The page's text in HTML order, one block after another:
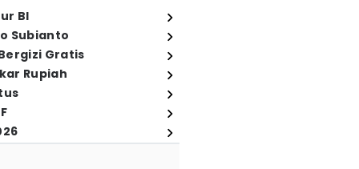
BI
Subianto
Gratis
Rupiah